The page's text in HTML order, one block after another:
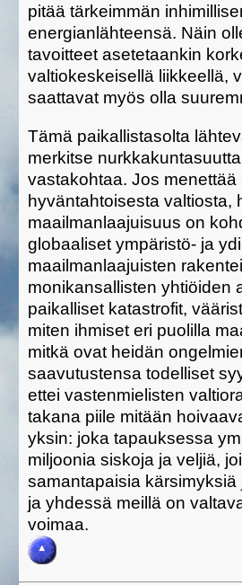
pitää tärkeimmän
energianlähteensä. Näin
tavoitteet asetetaankin
valtiokeskeisellä liikkeellä,
saattavat myös olla
Tämä paikallistasolta
merkitse
vastakohtaa. Jos menettää
hyväntahtoisesta valtiosta,
maailmanlaajuisuus on
globaaliset ympäristö- ja
maailmanlaajuisten
monikansallisten yhtiöiden
paikalliset katastrofit,
miten ihmiset eri puolilla
mitkä ovat heidän
saavutustensa todelliset
ettei vastenmielisten
takana piile mitään
yksin: joka tapauksessa
miljoonia siskoja ja veljiä,
samantapaisia kärsimyksiä
ja yhdessä meillä on
voimaa.